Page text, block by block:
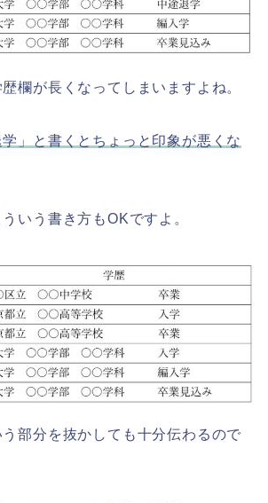
欄が長くなってしまいますよね。
学」と書くとちょっと印象が悪くな
いう書き方もOKですよ。
う部分を抜かしても十分伝わるので